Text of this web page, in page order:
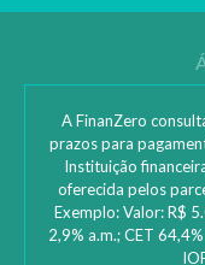
A FinanZero
prazos para
Instituição
oferecida pelos
Exemplo: Valor: R$
2,9% a.m.; CET